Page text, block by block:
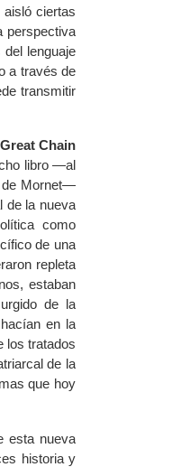
ciertas
perspectiva
lenguaje
a través de
transmitir
Chain
libro —al
de Mornet—
de la nueva
como
de una
repleta
estaban
de la
en la
los tratados
de la
que hoy
esta nueva
historia y